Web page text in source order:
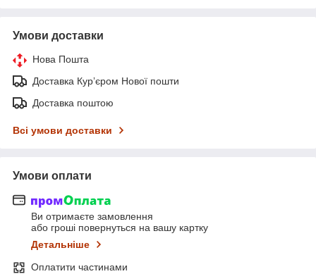
Умови доставки
Нова Пошта
Доставка Курʼєром Нової пошти
Доставка поштою
Всі умови доставки
Умови оплати
Ви отримаєте замовлення
або гроші повернуться на вашу картку
Детальніше
Оплатити частинами